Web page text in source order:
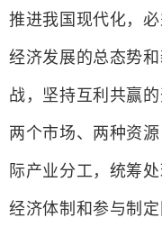
推进我国现代化，
经济发展的总态势
战，坚持互利共赢
两个市场、两种资
际产业分工，统筹
经济体制和参与制